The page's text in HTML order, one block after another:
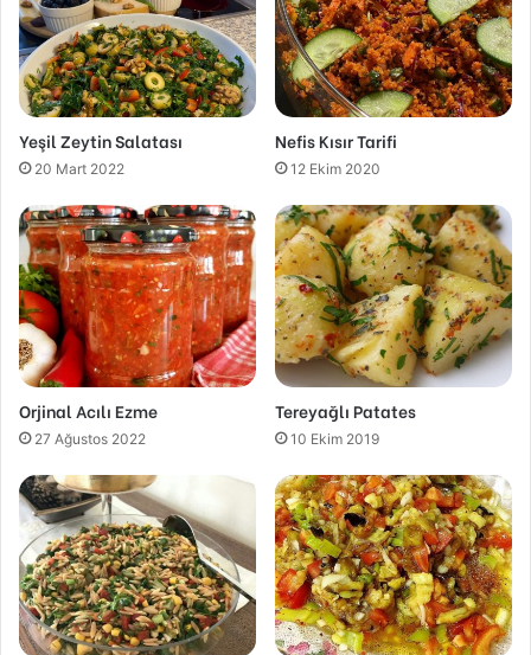
Yeşil Zeytin Salatası
20 Mart 2022
Nefis Kısır Tarifi
12 Ekim 2020
Orjinal Acılı Ezme
27 Ağustos 2022
Tereyağlı Patates
10 Ekim 2019